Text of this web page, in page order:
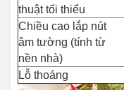
thuật tối thiểu
Chiều cao lắp nút
âm tường (tính từ
nền nhà)
Lỗ thoáng